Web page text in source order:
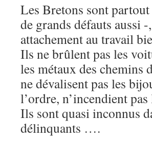
Les Bretons sont
de grands défauts aussi
attachement au travail
Ils ne brûlent pas les
les métaux des chemins
ne dévalisent pas les
l’ordre, n’incendient
Ils sont quasi inconnus
délinquants ….